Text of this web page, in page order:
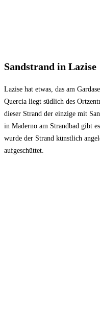
Sandstrand in Lazise
Lazise hat etwas, das am
Quercia liegt südlich des
dieser Strand der einzige mit
in Maderno am Strandbad gibt
wurde der Strand künstlich
aufgeschüttet.